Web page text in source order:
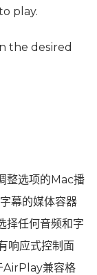
play.
the desired
整选项的Mac播
幕的媒体容器
择任何音频和字
响应式控制面
AirPlay兼容格